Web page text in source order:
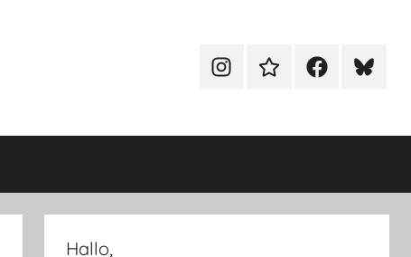
MenüeintragMenüeintragMenüeintrag
Hallo,